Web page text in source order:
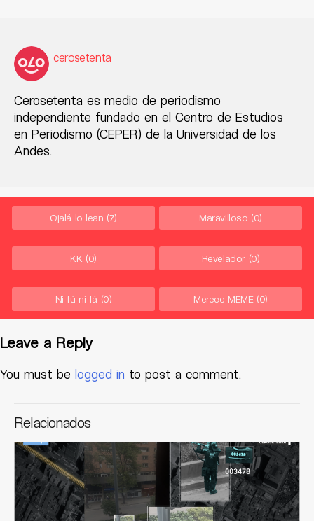
cerosetenta
Cerosetenta es medio de periodismo
independiente fundado en el Centro de Estudios
en Periodismo (CEPER) de la Universidad de los
Andes.
Ojalá lo lean (7) Maravilloso (0)
KK (0) Revelador (0)
Ni fú ni fá (0) Merece MEME (0)
Leave a Reply
You must be logged in to post a comment.
Relacionados